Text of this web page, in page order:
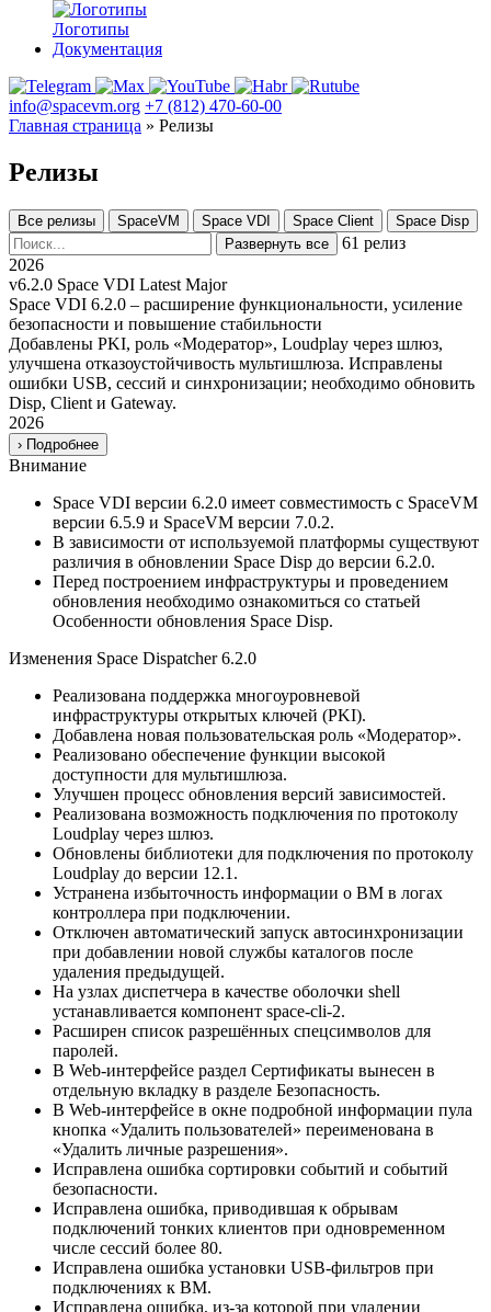
Логотипы
Документация
info@spacevm.org +7 (812) 470-60-00
Главная страница » Релизы
Релизы
Все релизы SpaceVM Space VDI Space Client
Space Disp
Развернуть все
61 релиз
2026
v6.2.0 Space VDI Latest Major
Space VDI 6.2.0 – расширение функциональности, усиление
безопасности и повышение стабильности
Добавлены PKI, роль «Модератор», Loudplay через шлюз,
улучшена отказоустойчивость мультишлюза. Исправлены
ошибки USB, сессий и синхронизации; необходимо обновить
Disp, Client и Gateway.
2026
› Подробнее
Внимание
Space VDI версии 6.2.0 имеет совместимость с SpaceVM
версии 6.5.9 и SpaceVM версии 7.0.2.
В зависимости от используемой платформы существуют
различия в обновлении Space Disp до версии 6.2.0.
Перед построением инфраструктуры и проведением
обновления необходимо ознакомиться со статьей
Особенности обновления Space Disp.
Изменения Space Dispatcher 6.2.0
Реализована поддержка многоуровневой
инфраструктуры открытых ключей (PKI).
Добавлена новая пользовательская роль «Модератор».
Реализовано обеспечение функции высокой
доступности для мультишлюза.
Улучшен процесс обновления версий зависимостей.
Реализована возможность подключения по протоколу
Loudplay через шлюз.
Обновлены библиотеки для подключения по протоколу
Loudplay до версии 12.1.
Устранена избыточность информации о ВМ в логах
контроллера при подключении.
Отключен автоматический запуск автосинхронизации
при добавлении новой службы каталогов после
удаления предыдущей.
На узлах диспетчера в качестве оболочки shell
устанавливается компонент space-cli-2.
Расширен список разрешённых спецсимволов для
паролей.
В Web-интерфейсе раздел Сертификаты вынесен в
отдельную вкладку в разделе Безопасность.
В Web-интерфейсе в окне подробной информации пула
кнопка «Удалить пользователей» переименована в
«Удалить личные разрешения».
Исправлена ошибка сортировки событий и событий
безопасности.
Исправлена ошибка, приводившая к обрывам
подключений тонких клиентов при одновременном
числе сессий более 80.
Исправлена ошибка установки USB-фильтров при
подключениях к ВМ.
Исправлена ошибка, из-за которой при удалении